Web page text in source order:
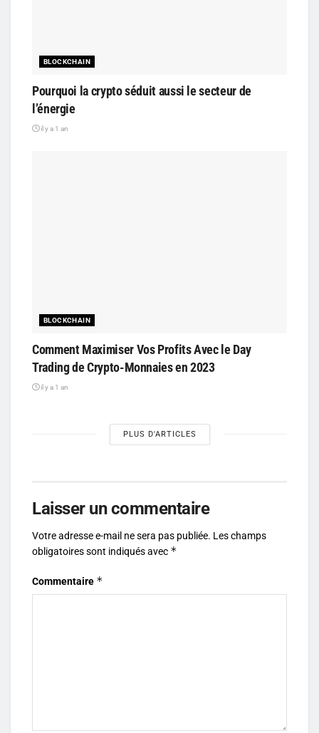
BLOCKCHAIN
Pourquoi la crypto séduit aussi le secteur de
l’énergie
il y a 1 an
BLOCKCHAIN
Comment Maximiser Vos Profits Avec le Day
Trading de Crypto-Monnaies en 2023
il y a 1 an
PLUS D'ARTICLES
Laisser un commentaire
Votre adresse e-mail ne sera pas publiée. Les champs
obligatoires sont indiqués avec *
Commentaire *